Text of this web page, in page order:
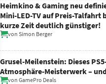
Heimkino & Gaming neu
Mini-LED-TV auf Preis-Talfahrt
kurze Zeit deutlich günstiger!
von Simon Berger
Grusel-Meilenstein: Dieses
Atmosphäre-Meisterwerk –
von GamePro Deals